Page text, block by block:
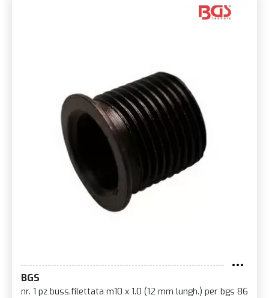
BGS
nr. 1 pz buss.filettata m10 x 1.0 (12 mm lungh.) per bgs 86